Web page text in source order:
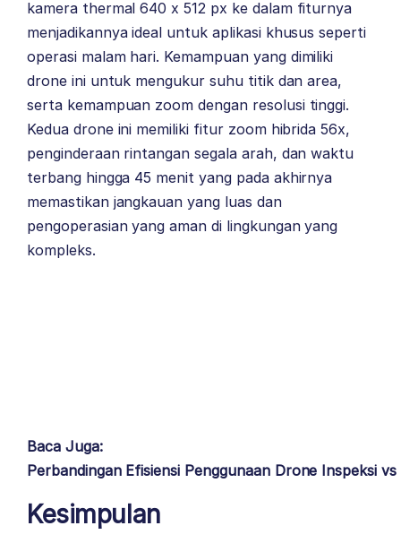
kamera thermal 640 x 512 px ke dalam fiturnya
menjadikannya ideal untuk aplikasi khusus seperti
operasi malam hari. Kemampuan yang dimiliki
drone ini untuk mengukur suhu titik dan area,
serta kemampuan zoom dengan resolusi tinggi.
Kedua drone ini memiliki fitur zoom hibrida 56x,
penginderaan rintangan segala arah, dan waktu
terbang hingga 45 menit yang pada akhirnya
memastikan jangkauan yang luas dan
pengoperasian yang aman di lingkungan yang
kompleks.
Baca Juga:
Perbandingan Efisiensi Penggunaan Drone Inspeksi
Kesimpulan